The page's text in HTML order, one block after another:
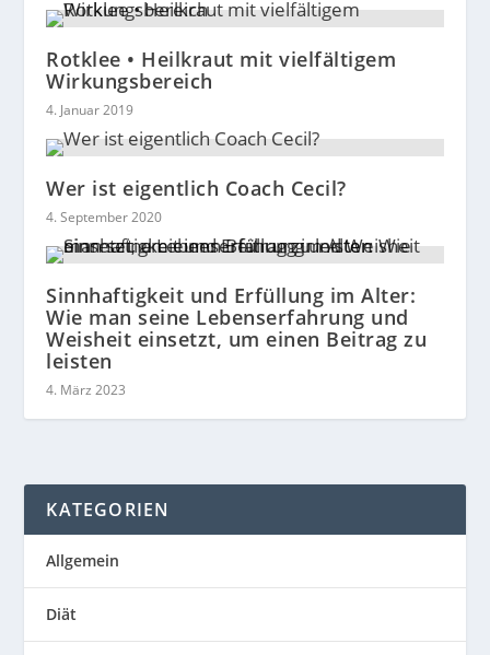
Rotklee • Heilkraut mit vielfältigem
Wirkungsbereich
4. Januar 2019
Wer ist eigentlich Coach Cecil?
4. September 2020
Sinnhaftigkeit und Erfüllung im Alter:
Wie man seine Lebenserfahrung und
Weisheit einsetzt, um einen Beitrag zu
leisten
4. März 2023
KATEGORIEN
Allgemein
Diät